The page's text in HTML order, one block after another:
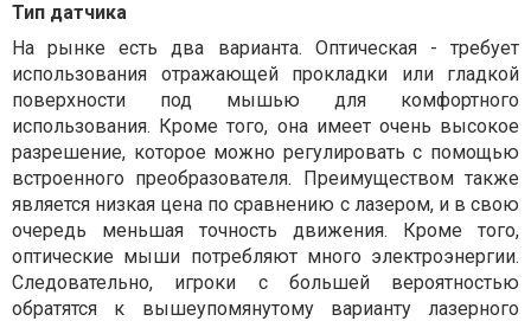
Тип датчика
На рынке есть два варианта. Оптическая - требует
использования отражающей прокладки или гладкой
поверхности под мышью для комфортного
использования. Кроме того, она имеет очень высокое
разрешение, которое можно регулировать с помощью
встроенного преобразователя. Преимуществом также
является низкая цена по сравнению с лазером, и в свою
очередь меньшая точность движения. Кроме того,
оптические мыши потребляют много электроэнергии.
Следовательно, игроки с большей вероятностью
обратятся к вышеупомянутому варианту лазерного